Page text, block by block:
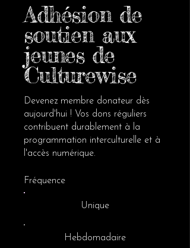
Adhésion de
soutien aux
jeunes de
Culturewise
Devenez membre donateur dès
aujourd'hui ! Vos dons réguliers
contribuent durablement à la
programmation interculturelle et à
l'accès numérique.
Fréquence
Unique
Hebdomadaire